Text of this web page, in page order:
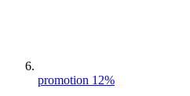
promotion 12%